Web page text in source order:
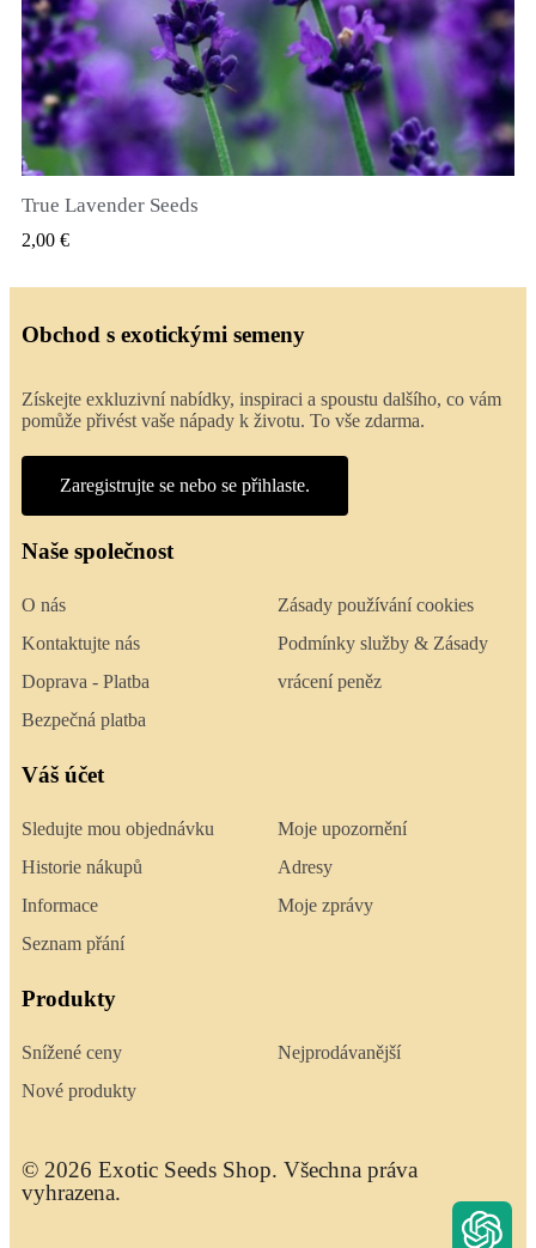
True Lavender Seeds
2,00 €
Obchod s exotickými semeny
Získejte exkluzivní nabídky, inspiraci a spoustu dalšího, co vám
pomůže přivést vaše nápady k životu. To vše zdarma.
Zaregistrujte se nebo se přihlaste.
Naše společnost
O nás
Kontaktujte nás
Doprava - Platba
Bezpečná platba
Zásady používání cookies
Podmínky služby & Zásady
vrácení peněz
Váš účet
Sledujte mou objednávku
Historie nákupů
Informace
Seznam přání
Moje upozornění
Adresy
Moje zprávy
Produkty
Snížené ceny
Nové produkty
Nejprodávanější
© 2026 Exotic Seeds Shop. Všechna práva
vyhrazena.